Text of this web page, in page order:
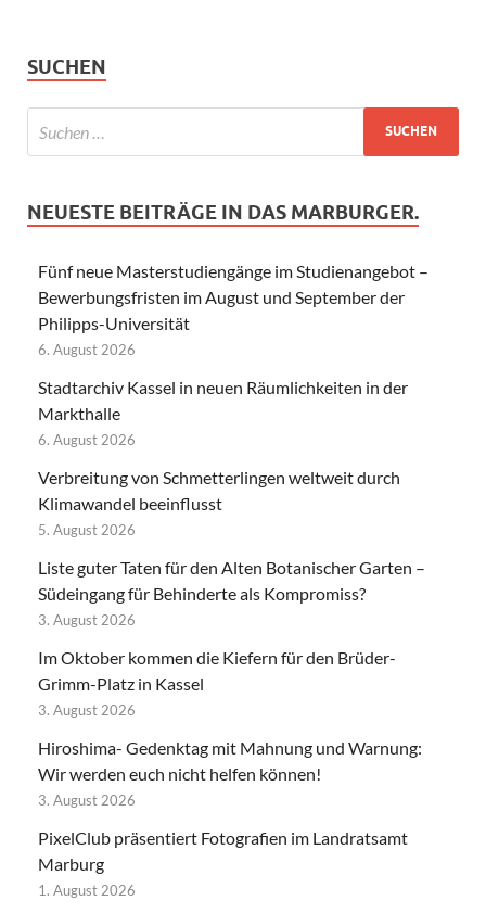
SUCHEN
NEUESTE BEITRÄGE IN DAS MARBURGER.
Fünf neue Masterstudiengänge im Studienangebot –
Bewerbungsfristen im August und September der
Philipps-Universität
6. August 2026
Stadtarchiv Kassel in neuen Räumlichkeiten in der
Markthalle
6. August 2026
Verbreitung von Schmetterlingen weltweit durch
Klimawandel beeinflusst
5. August 2026
Liste guter Taten für den Alten Botanischer Garten –
Südeingang für Behinderte als Kompromiss?
3. August 2026
Im Oktober kommen die Kiefern für den Brüder-
Grimm-Platz in Kassel
3. August 2026
Hiroshima- Gedenktag mit Mahnung und Warnung:
Wir werden euch nicht helfen können!
3. August 2026
PixelClub präsentiert Fotografien im Landratsamt
Marburg
1. August 2026